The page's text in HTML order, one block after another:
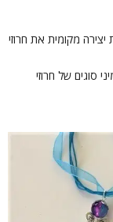
מקומית את חרוזי
של חרוזי